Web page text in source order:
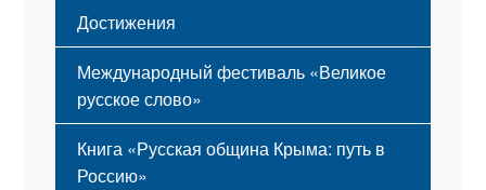
Достижения
Международный фестиваль «Великое
русское слово»
Книга «Русская община Крыма: путь в
Россию»